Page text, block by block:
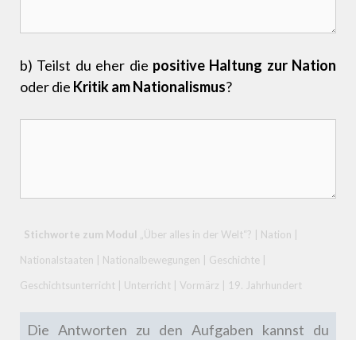
b) Teilst du eher die positive Haltung zur Nation
oder die Kritik am Nationalismus?
Stichworte zum Modul „Über alles in der Welt“? | Nation |
Nationalstaaten | Nationalbewegungen | Geschichte |
Geschichtsunterricht | Unterricht | Vormärz | 19. Jahrhundert
Die Antworten zu den Aufgaben kannst du